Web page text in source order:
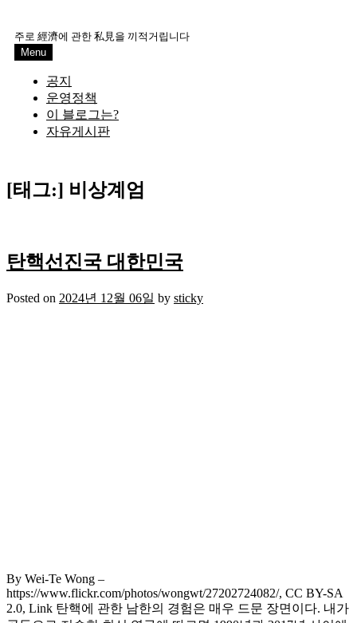
content
주로 經濟에 관한 私見을 끼적거립니다
Menu
공지
운영정책
이 블로그는?
자유게시판
[태그:] 비상계엄
탄핵선진국 대한민국
Posted on 2024년 12월 06일 by sticky
By Wei-Te Wong –
https://www.flickr.com/photos/wongwt/27202724082/, CC BY-SA
2.0, Link 탄핵에 관한 남한의 경험은 매우 드문 장면이다. 내가